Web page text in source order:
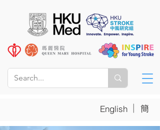
English | 簡